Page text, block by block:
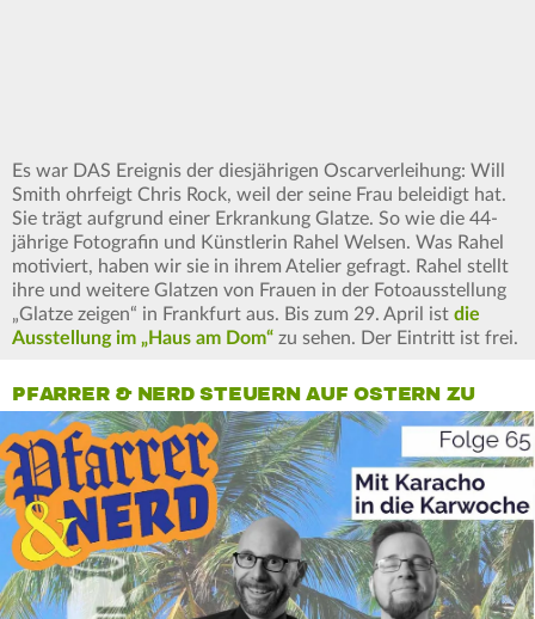
Es war DAS Ereignis der diesjährigen Oscarverleihung: Will
Smith ohrfeigt Chris Rock, weil der seine Frau beleidigt hat.
Sie trägt aufgrund einer Erkrankung Glatze. So wie die 44-
jährige Fotografin und Künstlerin Rahel Welsen. Was Rahel
motiviert, haben wir sie in ihrem Atelier gefragt. Rahel stellt
ihre und weitere Glatzen von Frauen in der Fotoausstellung
„Glatze zeigen“ in Frankfurt aus. Bis zum 29. April ist die
Ausstellung im „Haus am Dom“ zu sehen. Der Eintritt ist frei.
PFARRER & NERD STEUERN AUF OSTERN ZU